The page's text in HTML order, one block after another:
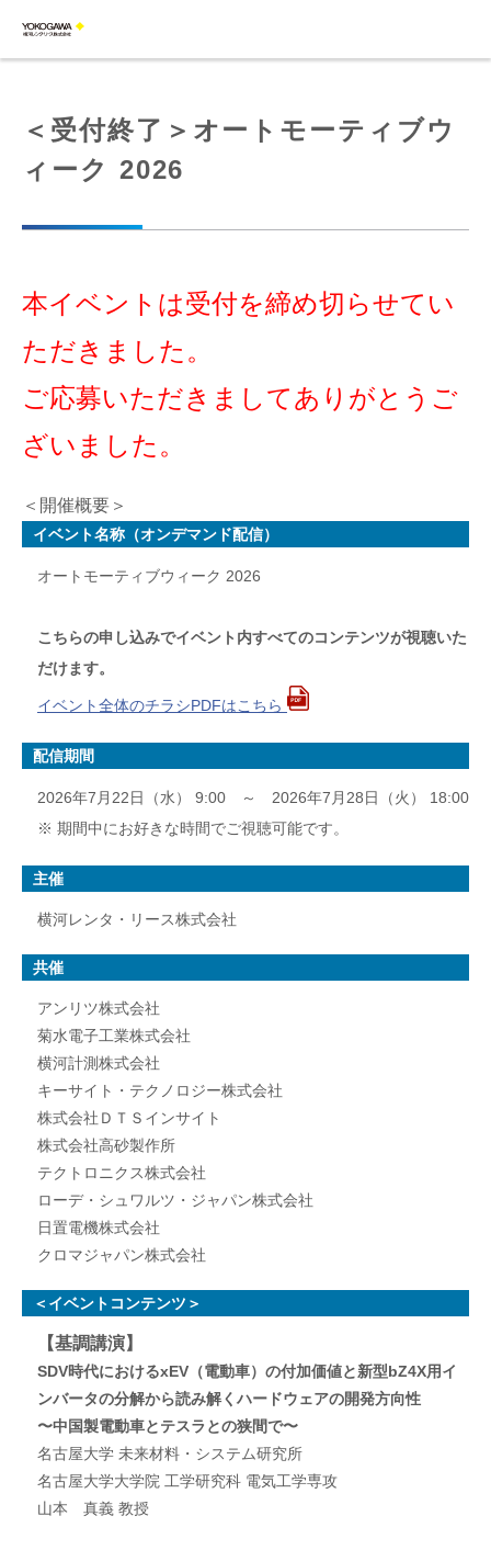
＜受付終了＞オートモーティブウ
ィーク 2026
本イベントは受付を締め切らせてい
ただきました。
ご応募いただきましてありがとうご
ざいました。
＜開催概要＞
イベント名称（オンデマンド配信）
オートモーティブウィーク 2026
こちらの申し込みでイベント内すべてのコンテンツが視聴いた
だけます。
イベント全体のチラシPDFはこちら
配信期間
2026年7月22日（水） 9:00 ～ 2026年7月28日（火） 18:00
※ 期間中にお好きな時間でご視聴可能です。
主催
横河レンタ・リース株式会社
共催
アンリツ株式会社
菊水電子工業株式会社
横河計測株式会社
キーサイト・テクノロジー株式会社
株式会社ＤＴＳインサイト
株式会社高砂製作所
テクトロニクス株式会社
ローデ・シュワルツ・ジャパン株式会社
日置電機株式会社
クロマジャパン株式会社
＜イベントコンテンツ＞
【基調講演】
SDV時代におけるxEV（電動車）の付加価値と新型bZ4X用イ
ンバータの分解から読み解くハードウェアの開発方向性
〜中国製電動車とテスラとの狭間で〜
名古屋大学 未来材料・システム研究所
名古屋大学大学院 工学研究科 電気工学専攻
山本 真義 教授